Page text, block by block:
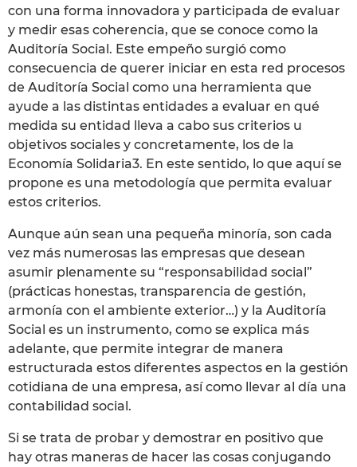
con una forma innovadora y participada de evaluar
y medir esas coherencia, que se conoce como la
Auditoría Social. Este empeño surgió como
consecuencia de querer iniciar en esta red procesos
de Auditoría Social como una herramienta que
ayude a las distintas entidades a evaluar en qué
medida su entidad lleva a cabo sus criterios u
objetivos sociales y concretamente, los de la
Economía Solidaria3. En este sentido, lo que aquí se
propone es una metodología que permita evaluar
estos criterios.
Aunque aún sean una pequeña minoría, son cada
vez más numerosas las empresas que desean
asumir plenamente su “responsabilidad social”
(prácticas honestas, transparencia de gestión,
armonía con el ambiente exterior…) y la Auditoría
Social es un instrumento, como se explica más
adelante, que permite integrar de manera
estructurada estos diferentes aspectos en la gestión
cotidiana de una empresa, así como llevar al día una
contabilidad social.
Si se trata de probar y demostrar en positivo que
hay otras maneras de hacer las cosas conjugando